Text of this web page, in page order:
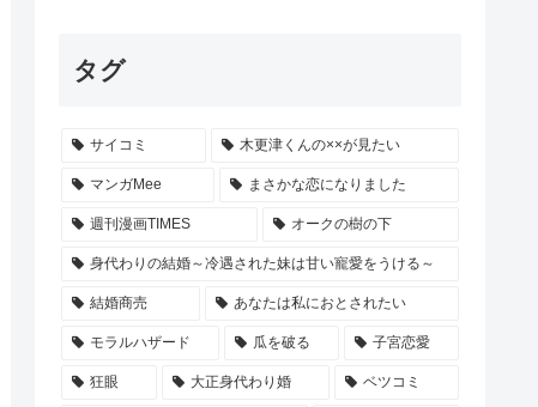
タグ
サイコミ 木更津くんの××が見たい
マンガMee まさかな恋になりました
週刊漫画TIMES オークの樹の下
身代わりの結婚～冷遇された妹は甘い寵愛をうける～
結婚商売 あなたは私におとされたい
モラルハザード 瓜を破る 子宮恋愛
狂眼 大正身代わり婚 ベツコミ